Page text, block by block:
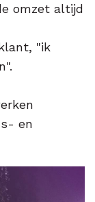
omzet altijd
"ik
en